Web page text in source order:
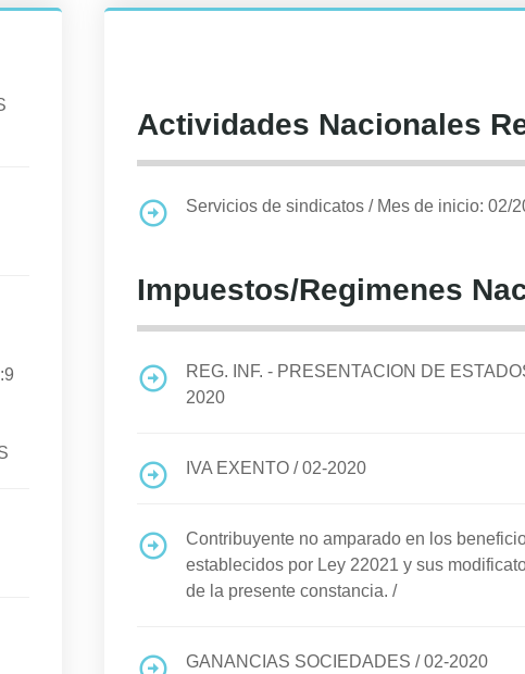
Actividades Nacionales
Servicios de sindicatos / Mes de inicio: 02/
Impuestos/Regimenes
REG. INF. - PRESENTACION DE
2020
IVA EXENTO /02-2020
Contribuyente no amparado en los
establecidos por Ley 22021 y sus
de la presente constancia. /
GANANCIAS SOCIEDADES /02-2020